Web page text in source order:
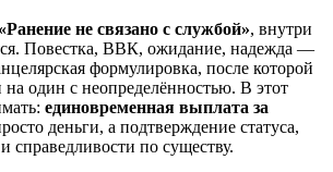
«Ранение не связано с службой», внутри
Повестка, ВВК, ожидание, надежда —
формулировка, после которой
на один с неопределённостью. В этот
единовременная выплата за
деньги, а подтверждение статуса,
справедливости по существу.